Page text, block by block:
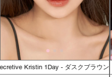
Kristin 1Day - ダスクブラウン